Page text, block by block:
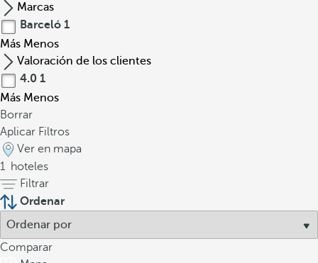
Marcas
Barceló 1
Más Menos
Valoración de los clientes
4.0 1
Más Menos
Borrar
Aplicar Filtros
Ver en mapa
1 hoteles
Filtrar
Ordenar
Comparar